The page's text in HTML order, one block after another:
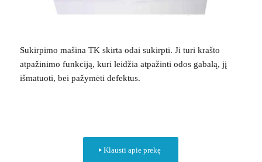
Sukirpimo mašina TK skirta odai sukirpti. Ji turi krašto
atpažinimo funkciją, kuri leidžia atpažinti odos gabalą, jį
išmatuoti, bei pažymėti defektus.
Klausti apie prekę